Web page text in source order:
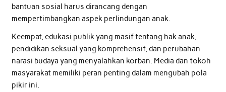
bantuan sosial harus dirancang dengan
mempertimbangkan aspek perlindungan anak.
Keempat, edukasi publik yang masif tentang hak anak,
pendidikan seksual yang komprehensif, dan perubahan
narasi budaya yang menyalahkan korban. Media dan tokoh
masyarakat memiliki peran penting dalam mengubah pola
pikir ini.